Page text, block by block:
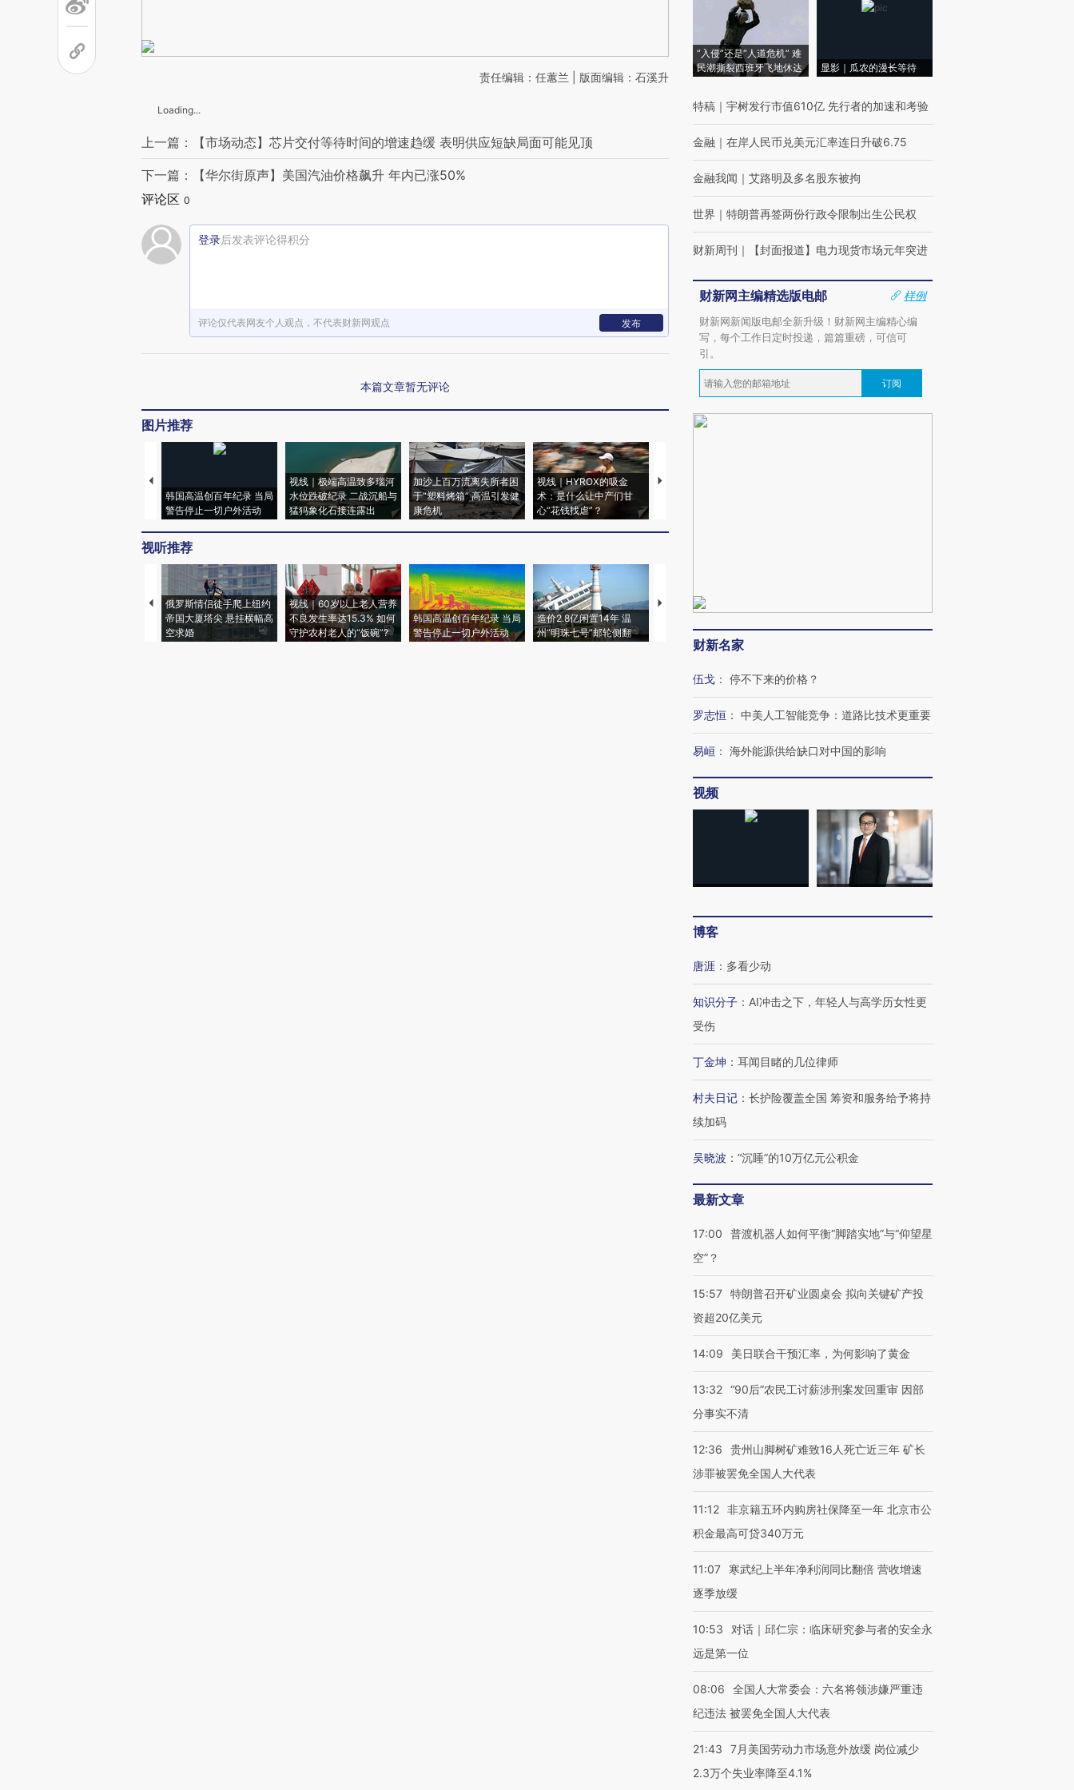
责任编辑：任蕙兰 | 版面编辑：石溪升
Loading...
上一篇：【市场动态】芯片交付等待时间的增速趋缓 表明供应短缺局面可能见顶
下一篇：【华尔街原声】美国汽油价格飙升 年内已涨50%
评论区 0
登录后发表评论得积分
评论仅代表网友个人观点，不代表财新网观点 发布
本篇文章暂无评论
图片推荐
韩国高温创百年纪录 当局
警告停止一切户外活动
视线｜极端高温致多瑙河
水位跌破纪录 二战沉船与
猛犸象化石接连露出
加沙上百万流离失所者困
于“塑料烤箱” 高温引发健
康危机
视线｜HYROX的吸金
术：是什么让中产们甘
心“花钱找虐”？
马航飞行员跨国走私7万
视听推荐
俄罗斯情侣徒手爬上纽约
帝国大厦塔尖 悬挂横幅高
空求婚
视线｜60岁以上老人营养
不良发生率达15.3% 如何
守护农村老人的“饭碗”?
韩国高温创百年纪录 当局
警告停止一切户外活动
造价2.8亿闲置14年 温
州“明珠七号”邮轮侧翻
特朗普出席葬礼疑似打瞌
者“堕落的白痴”
阿根廷3-0阿尔及利亚
猛犸象化石接连露出
“入侵”还是“人道危机” 难
民潮撕裂西班牙飞地休达
显影｜瓜农的漫长等待
特稿 ｜ 宇树发行市值610亿 先行者的加速和考验
金融 ｜ 在岸人民币兑美元汇率连日升破6.75
金融我闻 ｜ 艾路明及多名股东被拘
世界 ｜ 特朗普再签两份行政令限制出生公民权
财新周刊 ｜ 【封面报道】电力现货市场元年突进
财新网主编精选版电邮
样例
财新网新闻版电邮全新升级！财新网主编精心编
写，每个工作日定时投递，篇篇重磅，可信可
引。
订阅
财新名家
伍戈 ： 停不下来的价格？
罗志恒 ： 中美人工智能竞争：道路比技术更重要
易峘 ： 海外能源供给缺口对中国的影响
视频
博客
唐涯 ： 多看少动
知识分子 ： AI冲击之下，年轻人与高学历女性更
受伤
丁金坤 ： 耳闻目睹的几位律师
村夫日记 ： 长护险覆盖全国 筹资和服务给予将持
续加码
吴晓波 ： “沉睡”的10万亿元公积金
最新文章
17:00
普渡机器人如何平衡“脚踏实地”与“仰望星
空”？
15:57 特朗普召开矿业圆桌会 拟向关键矿产投
资超20亿美元
14:09 美日联合干预汇率，为何影响了黄金
13:32 “90后”农民工讨薪涉刑案发回重审 因部
分事实不清
12:36
贵州山脚树矿难致16人死亡近三年 矿长
涉罪被罢免全国人大代表
11:12 非京籍五环内购房社保降至一年 北京市公
积金最高可贷340万元
11:07
寒武纪上半年净利润同比翻倍 营收增速
逐季放缓
10:53
对话｜邱仁宗：临床研究参与者的安全永
远是第一位
08:06
全国人大常委会：六名将领涉嫌严重违
纪违法 被罢免全国人大代表
21:43
7月美国劳动力市场意外放缓 岗位减少
2.3万个失业率降至4.1%